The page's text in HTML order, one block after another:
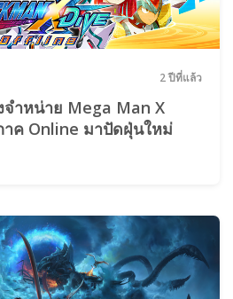
2 ปีที่แล้ว
จำหน่าย Mega Man X
ค Online มาปัดฝุ่นใหม่